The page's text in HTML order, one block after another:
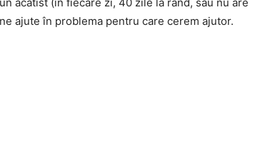
ajute în problema pentru care cerem ajutor.